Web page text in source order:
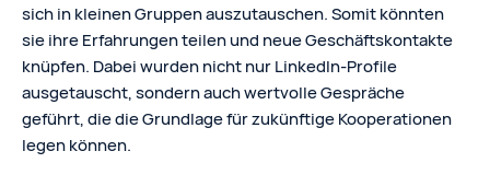
sich in kleinen Gruppen auszutauschen. Somit könnten
sie ihre Erfahrungen teilen und neue Geschäftskontakte
knüpfen. Dabei wurden nicht nur LinkedIn-Profile
ausgetauscht, sondern auch wertvolle Gespräche
geführt, die die Grundlage für zukünftige Kooperationen
legen können.